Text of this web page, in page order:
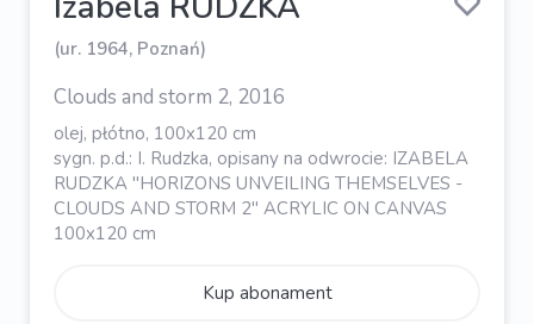
(ur. 1964, Poznań)
Clouds and storm 2, 2016
olej, płótno, 100x120 cm
sygn. p.d.: I. Rudzka, opisany na odwrocie: IZABELA
RUDZKA "HORIZONS UNVEILING THEMSELVES -
CLOUDS AND STORM 2" ACRYLIC ON CANVAS
100x120 cm
Kup abonament